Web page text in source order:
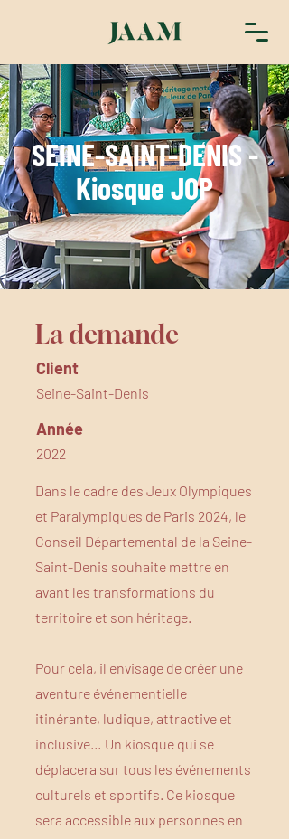
SEINE-SAINT-DENIS -
Kiosque JOP
La demande
Client
Seine-Saint-Denis
Année
2022
Dans le cadre des Jeux Olympiques
et Paralympiques de Paris 2024, le
Conseil Départemental de la Seine-
Saint-Denis souhaite mettre en
avant les transformations du
territoire et son héritage.
Pour cela, il envisage de créer une
aventure événementielle
itinérante, ludique, attractive et
inclusive… Un kiosque qui se
déplacera sur tous les événements
culturels et sportifs. Ce kiosque
sera accessible aux personnes en